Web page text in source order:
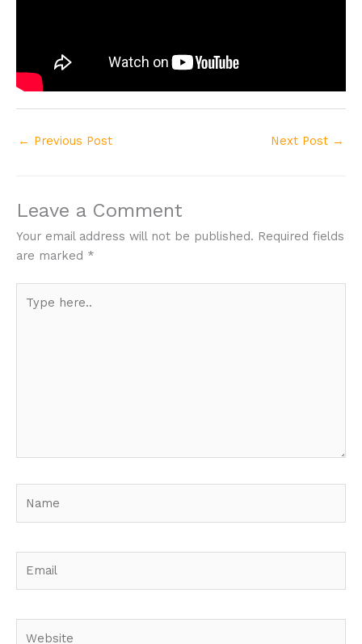
← Previous Post Next Post →
Leave a Comment
Your email address will not be published. Required fields
are marked *
here..